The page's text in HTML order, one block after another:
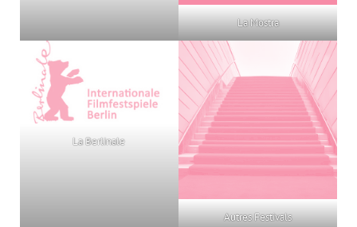
La Mostra
La Berlinale
Autres Festivals